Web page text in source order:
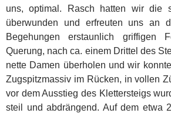
uns, optimal. Rasch hatten wir die
überwunden und erfreuten uns an
Begehungen erstaunlich griffigen
Querung, nach ca. einem Drittel des
nette Damen überholen und wir
Zugspitzmassiv im Rücken, in vollen
vor dem Ausstieg des Klettersteigs
steil und abdrängend. Auf dem etwa